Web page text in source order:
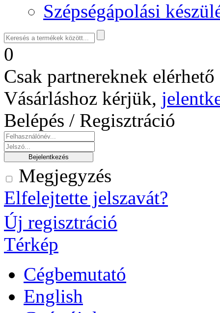
Szépségápolási
0
Csak partnereknek
Vásárláshoz kérjük,
Belépés / Regisztráció
Megjegyzés
Elfelejtette jelszavát?
Új regisztráció
Térkép
Cégbemutató
English